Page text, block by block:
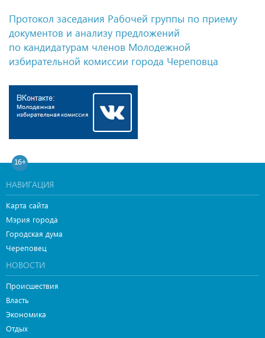
Протокол заседания Рабочей группы по приему
документов и анализу предложений
по кандидатурам членов Молодежной
избирательной комиссии города Череповца
16+
НАВИГАЦИЯ
Карта сайта
Мэрия города
Городская дума
Череповец
НОВОСТИ
Происшествия
Власть
Экономика
Отдых